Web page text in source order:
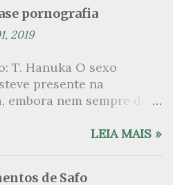
pornografia
2019
T. Hanuka O sexo
presente na
nem sempre de
em sua própria
LEIA MAIS »
de Safo